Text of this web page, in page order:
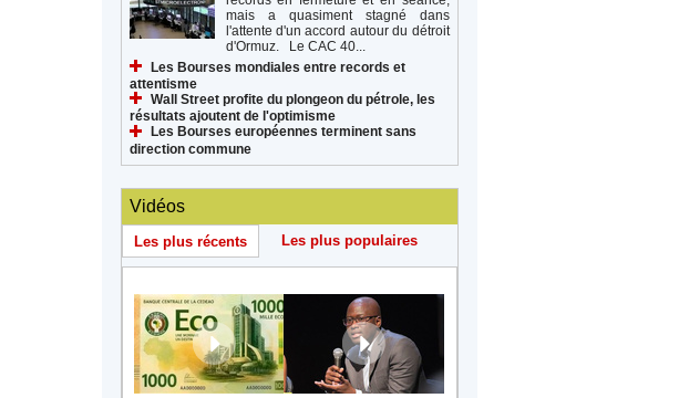
mais a quasiment stagné dans
l'attente d'un accord autour du détroit
d'Ormuz. Le CAC 40...
Les Bourses mondiales entre records et
attentisme
Wall Street profite du plongeon du pétrole, les
résultats ajoutent de l'optimisme
Les Bourses européennes terminent sans
direction commune
Vidéos
Les plus récents Les plus populaires